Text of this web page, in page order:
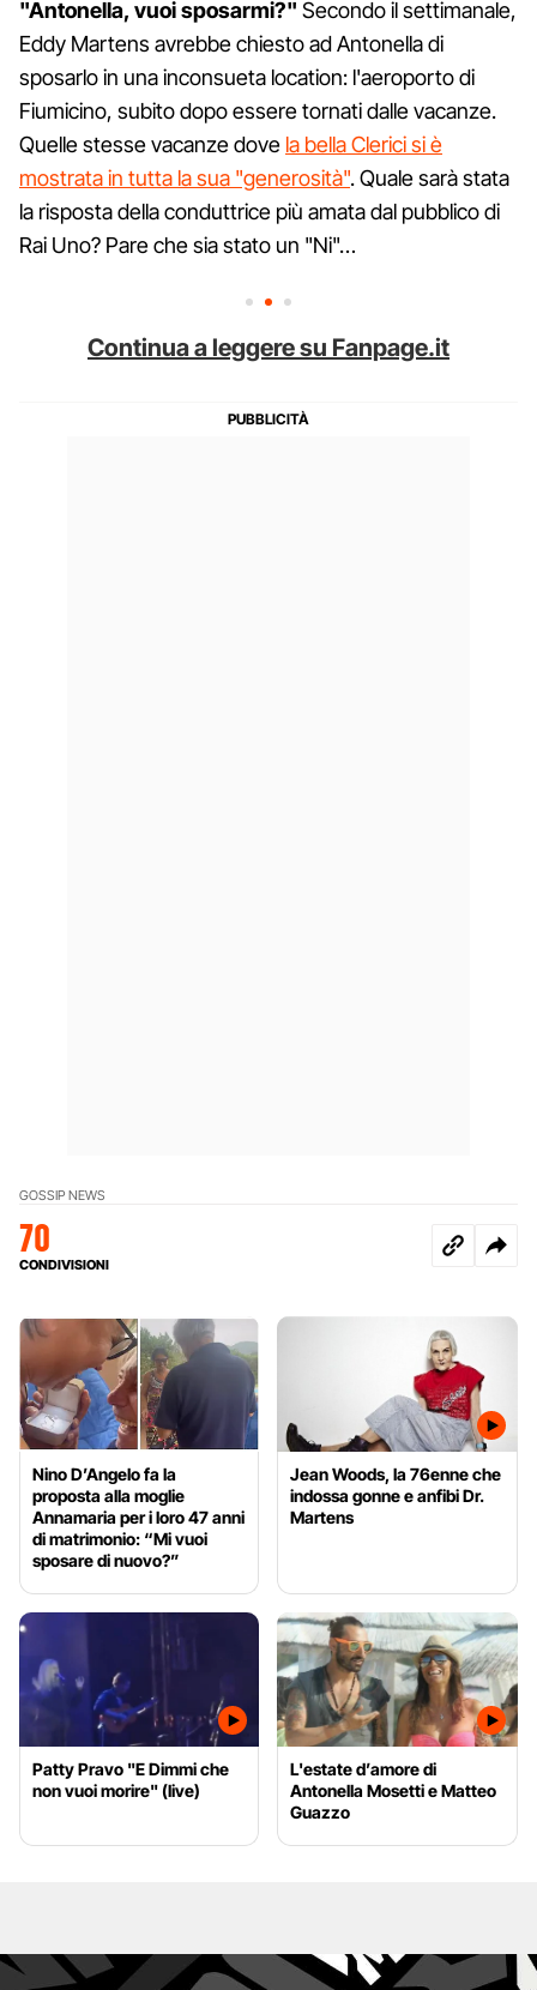
"Antonella, vuoi sposarmi?" Secondo il settimanale,
Eddy Martens avrebbe chiesto ad Antonella di
sposarlo in una inconsueta location: l'aeroporto di
Fiumicino, subito dopo essere tornati dalle vacanze.
Quelle stesse vacanze dove la bella Clerici si è
mostrata in tutta la sua "generosità". Quale sarà stata
la risposta della conduttrice più amata dal pubblico di
Rai Uno? Pare che sia stato un "Ni"…
Continua a leggere su Fanpage.it
GOSSIP NEWS
70
CONDIVISIONI
Nino D’Angelo fa la
proposta alla moglie
Annamaria per i loro 47 anni
di matrimonio: “Mi vuoi
sposare di nuovo?”
Jean Woods, la 76enne che
indossa gonne e anfibi Dr.
Martens
Patty Pravo "E Dimmi che
non vuoi morire" (live)
L'estate d’amore di
Antonella Mosetti e Matteo
Guazzo